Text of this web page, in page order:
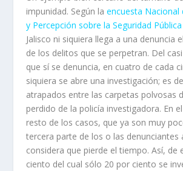
impunidad. Según la encuesta Nacional
y Percepción sobre la Seguridad
Jalisco ni siquiera llega a una denuncia
de los delitos que se perpetran. Del
que sí se denuncia, en cuatro de cada
siquiera se abre una investigación; es
atrapados entre las carpetas polvosas
perdido de la policía investigadora. En
resto de los casos, que ya son muy
tercera parte de los o las denunciantes
considera que pierde el tiempo. Así, de
ciento del cual sólo 20 por ciento se